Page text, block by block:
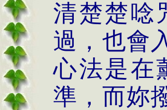
清楚楚唸
過，也會
心法是在
準，而妳